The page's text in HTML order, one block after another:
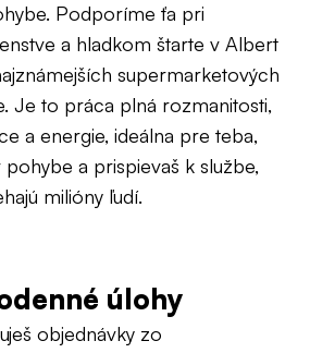
Podporíme ťa pri
a hladkom štarte v Albert
supermarketových
Je to práca plná rozmanitosti,
a energie, ideálna pre teba,
a prispievaš k službe,
milióny ľudí.
úlohy
objednávky zo